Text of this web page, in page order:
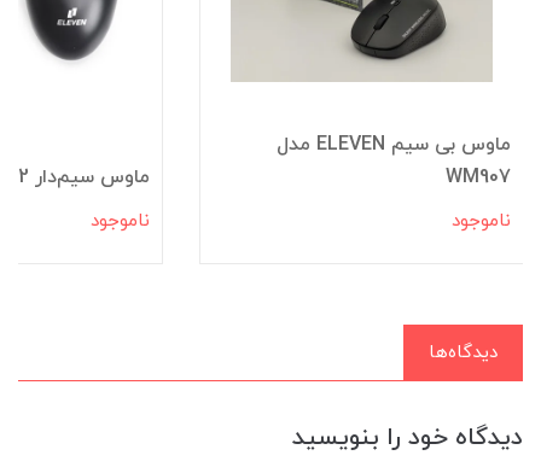
ماوس بی سیم ELEVEN مدل
WM907
ناموجود
ماوس سیم‌دار M602 الون
ناموجود
دیدگاه‌ها
دیدگاه خود را بنویسید